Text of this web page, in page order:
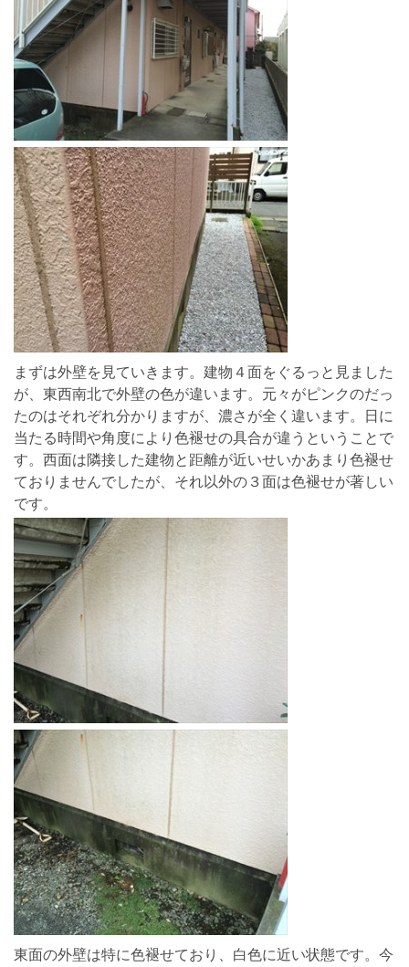
まずは外壁を見ていきます。建物４面をぐるっと見ました
が、東西南北で外壁の色が違います。元々がピンクのだっ
たのはそれぞれ分かりますが、濃さが全く違います。日に
当たる時間や角度により色褪せの具合が違うということで
す。西面は隣接した建物と距離が近いせいかあまり色褪せ
ておりませんでしたが、それ以外の３面は色褪せが著しい
です。
東面の外壁は特に色褪せており、白色に近い状態です。今